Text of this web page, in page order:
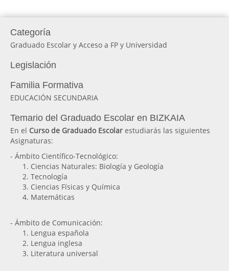
Categoría
Graduado Escolar y Acceso a FP y Universidad
Legislación
Familia Formativa
EDUCACIÓN SECUNDARIA
Temario del Graduado Escolar en BIZKAIA
En el Curso de Graduado Escolar estudiarás las siguientes
Asignaturas:
- Ámbito Científico-Tecnológico:
Ciencias Naturales: Biología y Geología
Tecnología
Ciencias Físicas y Química
Matemáticas
- Ámbito de Comunicación:
Lengua española
Lengua inglesa
Literatura universal